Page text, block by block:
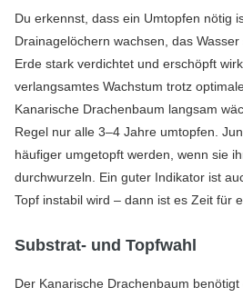
Du erkennst, dass ein Umtopfen nötig
Drainagelöchern wachsen, das
Erde stark verdichtet und erschöpft
verlangsamtes Wachstum trotz
Kanarische Drachenbaum langsam
Regel nur alle 3–4 Jahre umtopfen.
häufiger umgetopft werden, wenn sie
durchwurzeln. Ein guter Indikator ist
Topf instabil wird – dann ist es Zeit für
Substrat- und Topfwahl
Der Kanarische Drachenbaum